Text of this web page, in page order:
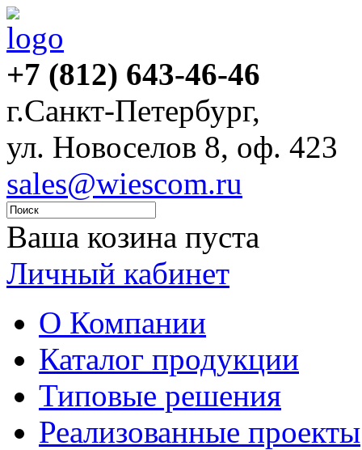
+7 (812) 643-46-46
г.Санкт-Петербург,
ул. Новоселов 8, оф. 423
sales@wiescom.ru
Ваша козина пуста
Личный кабинет
О Компании
Каталог продукции
Типовые решения
Реализованные проекты